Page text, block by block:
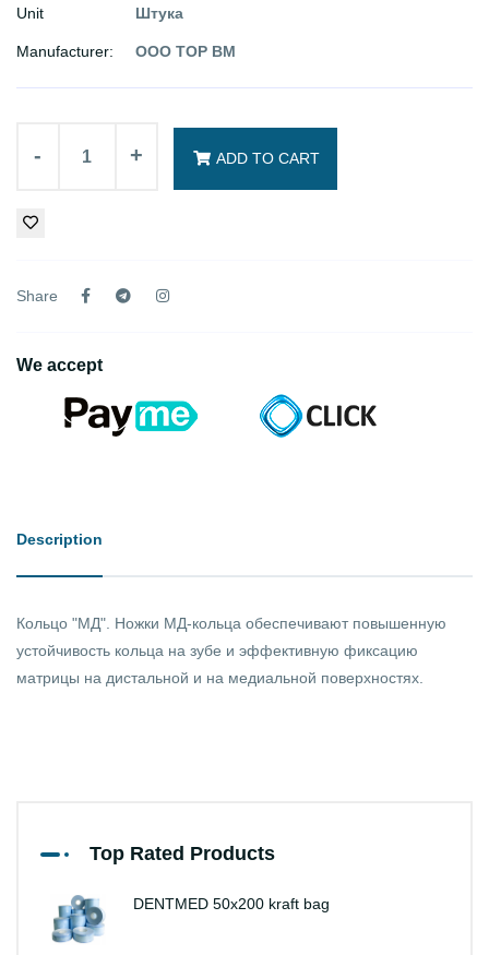
Unit Штука
Manufacturer: ООО ТОР ВМ
- + ADD TO CART
Share
We accept
Description
Кольцо "МД". Ножки МД-кольца обеспечивают повышенную
устойчивость кольца на зубе и эффективную фиксацию
матрицы на дистальной и на медиальной поверхностях.
Top Rated Products
DENTMED 50x200 kraft bag